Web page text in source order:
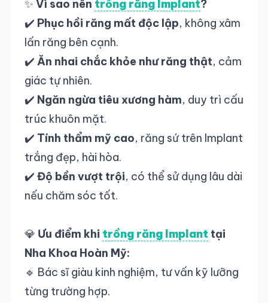
✨ Vì sao nên trồng răng Implant?
✔️ Phục hồi răng mất độc lập, không xâm
lấn răng bên cạnh.
✔️ Ăn nhai chắc khỏe như răng thật, cảm
giác tự nhiên.
✔️ Ngăn ngừa tiêu xương hàm, duy trì cấu
trúc khuôn mặt.
✔️ Tính thẩm mỹ cao, răng sứ trên Implant
trắng đẹp, hài hòa.
✔️ Độ bền vượt trội, có thể sử dụng lâu dài
nếu chăm sóc tốt.
💎 Ưu điểm khi trồng răng Implant tại
Nha Khoa Hoàn Mỹ:
🔹 Bác sĩ giàu kinh nghiệm, tư vấn kỹ lưỡng
từng trường hợp.